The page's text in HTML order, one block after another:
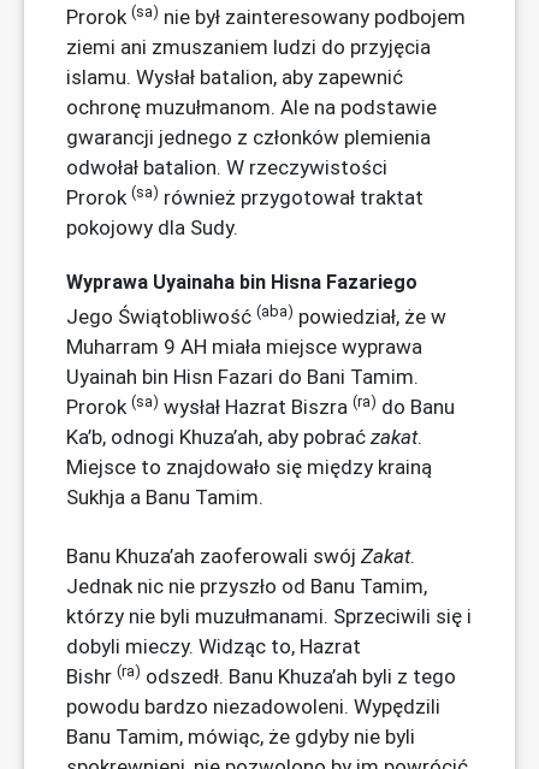
Prorok (sa) nie był zainteresowany podbojem
ziemi ani zmuszaniem ludzi do przyjęcia
islamu. Wysłał batalion, aby zapewnić
ochronę muzułmanom. Ale na podstawie
gwarancji jednego z członków plemienia
odwołał batalion. W rzeczywistości
Prorok (sa) również przygotował traktat
pokojowy dla Sudy.
Wyprawa Uyainaha bin Hisna Fazariego
Jego Świątobliwość (aba) powiedział, że w
Muharram 9 AH miała miejsce wyprawa
Uyainah bin Hisn Fazari do Bani Tamim.
Prorok (sa) wysłał Hazrat Biszra (ra) do Banu
Ka’b, odnogi Khuza’ah, aby pobrać zakat.
Miejsce to znajdowało się między krainą
Sukhja a Banu Tamim.
Banu Khuza’ah zaoferowali swój Zakat.
Jednak nic nie przyszło od Banu Tamim,
którzy nie byli muzułmanami. Sprzeciwili się i
dobyli mieczy. Widząc to, Hazrat
Bishr (ra) odszedł. Banu Khuza’ah byli z tego
powodu bardzo niezadowoleni. Wypędzili
Banu Tamim, mówiąc, że gdyby nie byli